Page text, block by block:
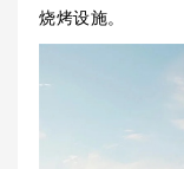
烧烤设施。